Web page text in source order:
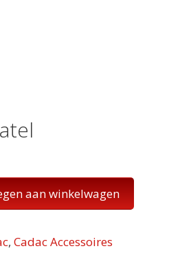
aan winkelwagen
, Cadac Accessoires